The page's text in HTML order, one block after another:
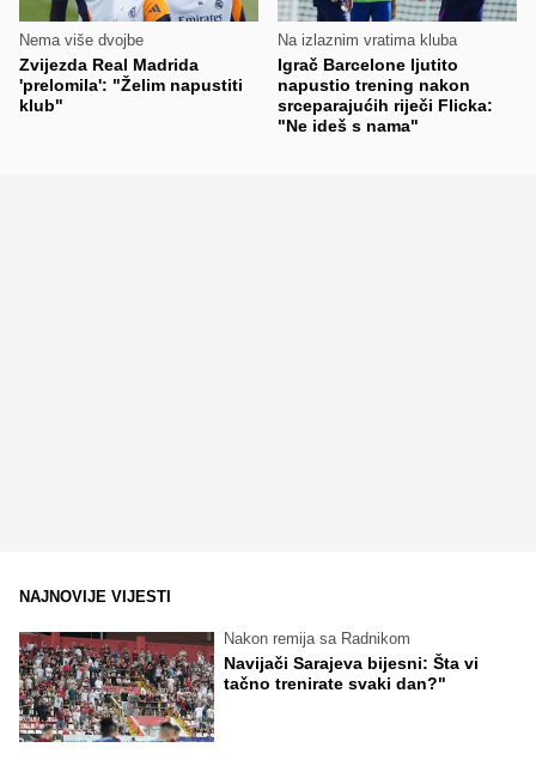
Nema više dvojbe
Zvijezda Real Madrida
'prelomila': "Želim napustiti
klub"
Na izlaznim vratima kluba
Igrač Barcelone ljutito
napustio trening nakon
srceparajućih riječi Flicka:
"Ne ideš s nama"
NAJNOVIJE VIJESTI
Nakon remija sa Radnikom
Navijači Sarajeva bijesni: Šta vi
tačno trenirate svaki dan?"